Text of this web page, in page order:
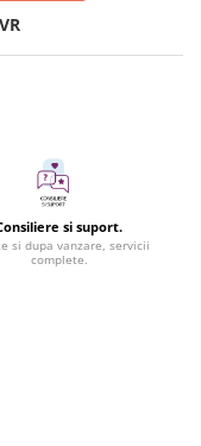
si suport.
si dupa vanzare, servicii
complete.